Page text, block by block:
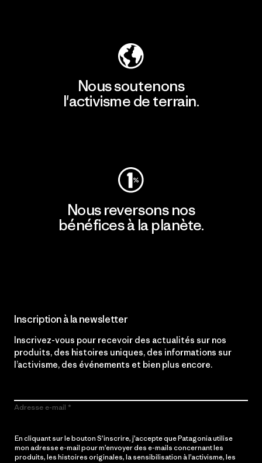
Nous soutenons
l'activisme de terrain.
Nous reversons nos
bénéfices à la planète.
Inscription à la newsletter
Inscrivez-vous pour recevoir des actualités sur nos
produits, des histoires uniques, des informations sur
l’activisme, des événements et bien plus encore.
Adresse e-mail
En cliquant sur le bouton S’inscrire, j’accepte que Patagonia utilise
mon adresse e-mail pour m’envoyer des e-mails concernant les
produits, les histoires originales, la sensibilisation à l’activisme, les